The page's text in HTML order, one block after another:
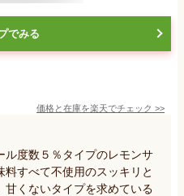
でみる
価格と在庫を楽天でチェック >>
ル度数５％タイプのレモンサ
すべて不使用のスッキリと
甘くないタイプを求めている